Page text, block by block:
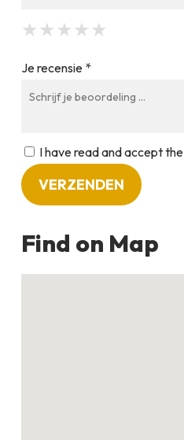
★
★ ★
★ ★ ★
★ ★ ★ ★
★ ★ ★ ★ ★
Je recensie *
I have read and accept the
Find on Map